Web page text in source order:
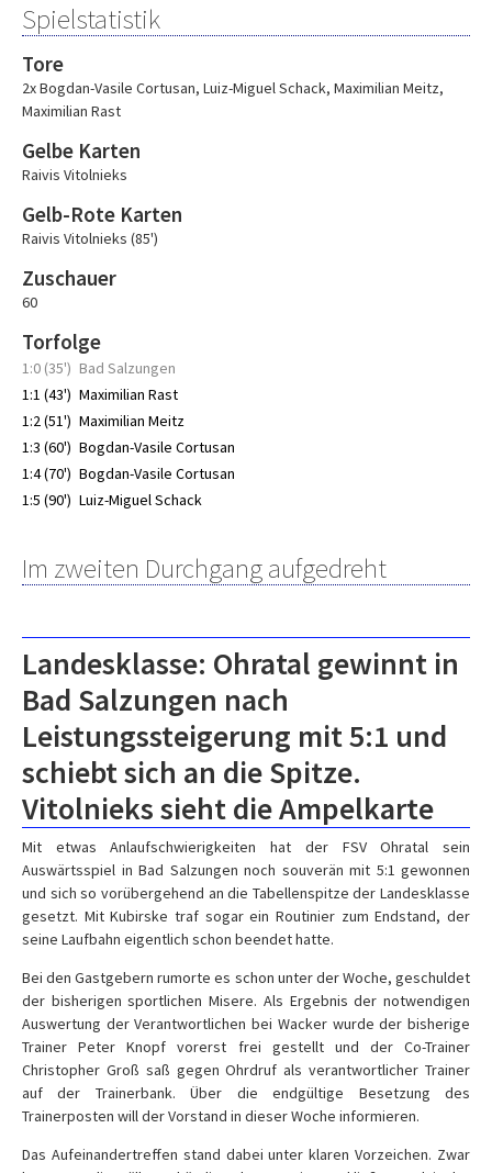
Spielstatistik
Tore
2x Bogdan-Vasile Cortusan, Luiz-Miguel Schack, Maximilian Meitz,
Maximilian Rast
Gelbe Karten
Raivis Vitolnieks
Gelb-Rote Karten
Raivis Vitolnieks (85')
Zuschauer
60
Torfolge
1:0 (35') Bad Salzungen
1:1 (43') Maximilian Rast
1:2 (51') Maximilian Meitz
1:3 (60') Bogdan-Vasile Cortusan
1:4 (70') Bogdan-Vasile Cortusan
1:5 (90') Luiz-Miguel Schack
Im zweiten Durchgang aufgedreht
Landesklasse: Ohratal gewinnt in
Bad Salzungen nach
Leistungssteigerung mit 5:1 und
schiebt sich an die Spitze.
Vitolnieks sieht die Ampelkarte
Mit etwas Anlaufschwierigkeiten hat der FSV Ohratal sein
Auswärtsspiel in Bad Salzungen noch souverän mit 5:1 gewonnen
und sich so vorübergehend an die Tabellenspitze der Landesklasse
gesetzt. Mit Kubirske traf sogar ein Routinier zum Endstand, der
seine Laufbahn eigentlich schon beendet hatte.
Bei den Gastgebern rumorte es schon unter der Woche, geschuldet
der bisherigen sportlichen Misere. Als Ergebnis der notwendigen
Auswertung der Verantwortlichen bei Wacker wurde der bisherige
Trainer Peter Knopf vorerst frei gestellt und der Co-Trainer
Christopher Groß saß gegen Ohrdruf als verantwortlicher Trainer
auf der Trainerbank. Über die endgültige Besetzung des
Trainerposten will der Vorstand in dieser Woche informieren.
Das Aufeinandertreffen stand dabei unter klaren Vorzeichen. Zwar